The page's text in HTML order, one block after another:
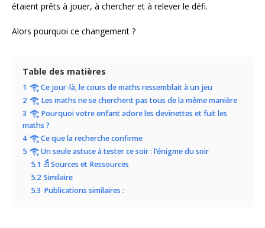
étaient prêts à jouer, à chercher et à relever le défi.
Alors pourquoi ce changement ?
Table des matières
1 𓂀 Ce jour-là, le cours de maths ressemblait à un jeu
2 𓂀 Les maths ne se cherchent pas tous de la même manière
3 𓂀 Pourquoi votre enfant adore les devinettes et fuit les
maths ?
4 𓂀 Ce que la recherche confirme
5 𓂀 Un seule astuce à tester ce soir : l’énigme du soir
5.1 𓁣 Sources et Ressources
5.2 Similaire
5.3 Publications similaires :